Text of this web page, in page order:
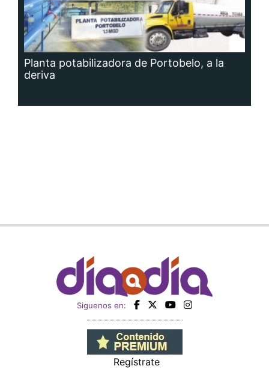
Planta potabilizadora de Portobelo, a la
deriva
Siguenos en:
Regístrate